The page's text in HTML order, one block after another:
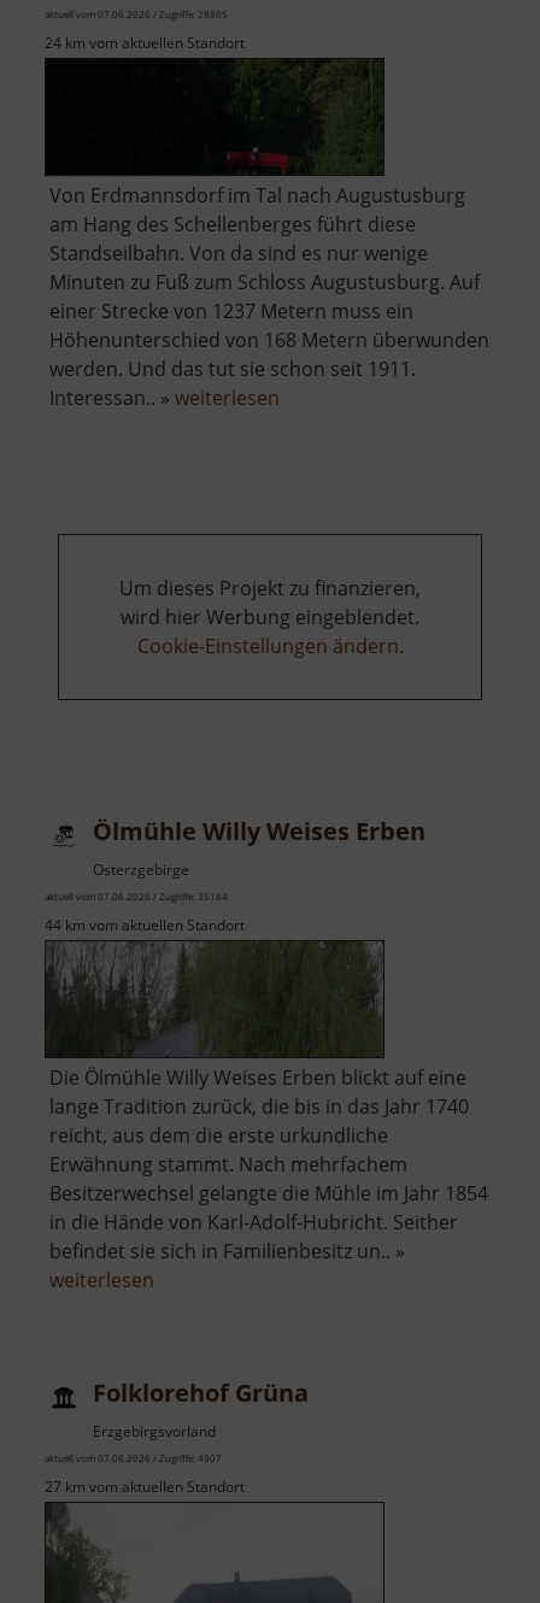
aktuell vom 07.06.2026 / Zugriffe: 28805
24 km vom aktuellen Standort
Von Erdmannsdorf im Tal nach Augustusburg
am Hang des Schellenberges führt diese
Standseilbahn. Von da sind es nur wenige
Minuten zu Fuß zum Schloss Augustusburg. Auf
einer Strecke von 1237 Metern muss ein
Höhenunterschied von 168 Metern überwunden
werden. Und das tut sie schon seit 1911.
Interessan.. » weiterlesen
Um dieses Projekt zu finanzieren,
wird hier Werbung eingeblendet.
Cookie-Einstellungen ändern.
Ölmühle Willy Weises Erben
Osterzgebirge
aktuell vom 07.06.2026 / Zugriffe: 35184
44 km vom aktuellen Standort
Die Ölmühle Willy Weises Erben blickt auf eine
lange Tradition zurück, die bis in das Jahr 1740
reicht, aus dem die erste urkundliche
Erwähnung stammt. Nach mehrfachem
Besitzerwechsel gelangte die Mühle im Jahr 1854
in die Hände von Karl-Adolf-Hubricht. Seither
befindet sie sich in Familienbesitz un.. »
weiterlesen
Erben
Folklorehof Grüna
Erzgebirgsvorland
aktuell vom 07.06.2026 / Zugriffe: 4907
27 km vom aktuellen Standort